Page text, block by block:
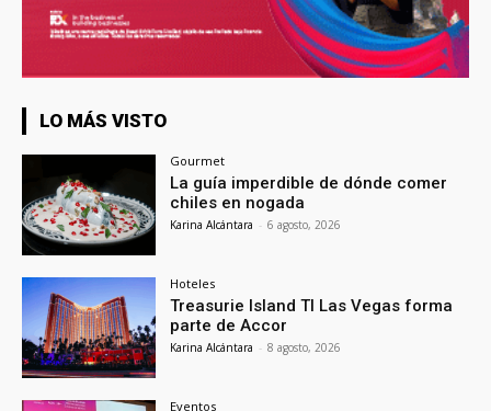
LO MÁS VISTO
Gourmet
La guía imperdible de dónde comer
chiles en nogada
Karina Alcántara - 6 agosto, 2026
Hoteles
Treasurie Island TI Las Vegas forma
parte de Accor
Karina Alcántara - 8 agosto, 2026
Eventos